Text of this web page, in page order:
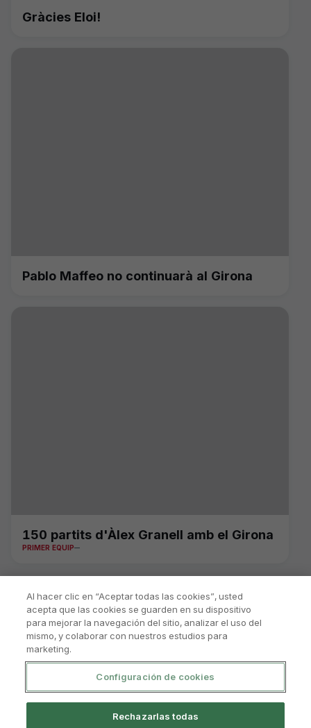
Gràcies Eloi!
Pablo Maffeo no continuarà al Girona
150 partits d'Àlex Granell amb el Girona
PRIMER EQUIP
Avís Legal I Condicions D'Ús
Al hacer clic en “Aceptar todas las cookies”, usted
acepta que las cookies se guarden en su dispositivo
para mejorar la navegación del sitio, analizar el uso del
mismo, y colaborar con nuestros estudios para
marketing.
Configuración de cookies
Rechazarlas todas